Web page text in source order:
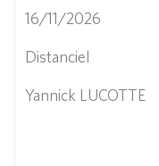
16/11/2026
Distanciel
Yannick LUCOTTE